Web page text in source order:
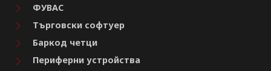
ФУВАС
Търговски софтуер
Баркод четци
Периферни устройства